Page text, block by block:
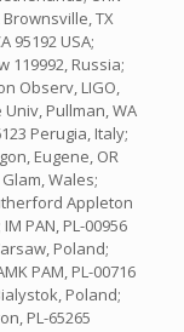
TX
95192 USA;
119992, Russia;
Observ, LIGO,
Pullman, WA
Perugia, Italy;
Eugene, OR
Wales;
Appleton
PAN, PL-00956
Poland;
PAM, PL-00716
Poland;
PL-65265